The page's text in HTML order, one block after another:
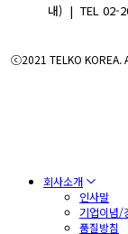
내) | TEL 02-
ⓒ2021 TELKO KOREA.
회사소개
인사말
기업이념/
품질방침